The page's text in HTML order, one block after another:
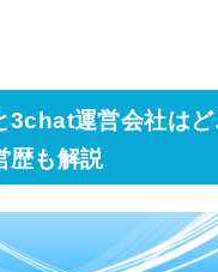
3chat運営会社はど
歴も解説